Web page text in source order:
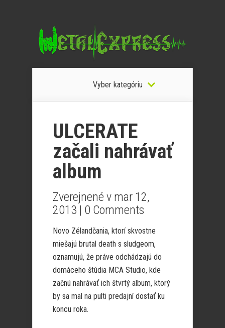
Vyber kategóriu
ULCERATE
začali nahrávať
album
Zverejnené v mar 12,
2013 | 0 Comments
Novo Zélandčania, ktorí skvostne
miešajú brutal death s sludgeom,
oznamujú, že práve odchádzajú do
domáceho štúdia MCA Studio, kde
začnú nahrávať ich štvrtý album, ktorý
by sa mal na pulti predajní dostať ku
koncu roka.